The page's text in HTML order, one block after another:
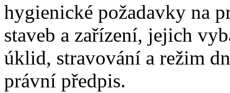
hygienické požadavky na
staveb a zařízení, jejich
úklid, stravování a režim
právní předpis.